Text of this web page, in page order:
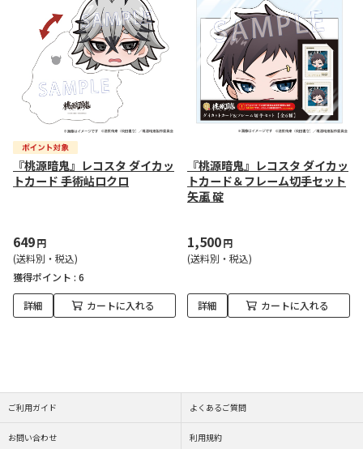
『桃源暗鬼』レコスタ ダイカッ
トカード 手術岾ロクロ
649円
(送料別・税込)
獲得ポイント : 6
詳細 カートに入れる
『桃源暗鬼』レコスタ ダイカッ
トカード＆フレーム切手セット
矢颪 碇
1,500円
(送料別・税込)
詳細 カートに入れる
ご利用ガイド よくあるご質問
お問い合わせ 利用規約